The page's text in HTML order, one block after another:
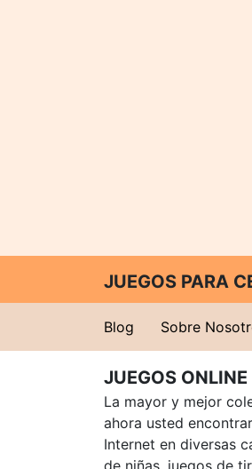
JUEGOS PARA
Blog Sobre
JUEGOS ONLINE
La mayor y mejor
ahora usted
Internet en diversas
de niñas, juegos de